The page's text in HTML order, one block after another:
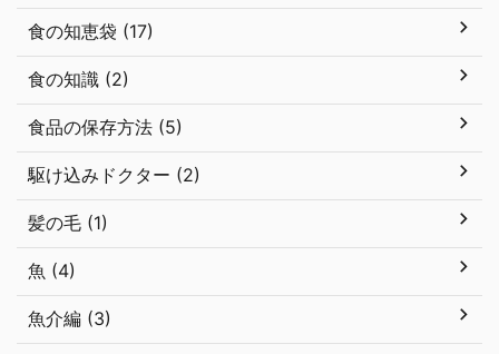
食の知恵袋 (17)
食の知識 (2)
食品の保存方法 (5)
駆け込みドクター (2)
髪の毛 (1)
魚 (4)
魚介編 (3)